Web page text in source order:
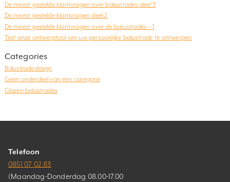
De meest gestelde klantvragen over balustrades deel 3
De meest gestelde klantvragen deel 2
De meest gestelde klantvragen over de balustrades – 1
Test onze ontwerptool om uw persoonlijke balustrade te ontwerpen
Categories
Balustradedesign
Geen onderdeel van een categorie
Glazen balustrades
Telefoon
0851 07 02 83
(Maandag-Donderdag 08.00-17.00